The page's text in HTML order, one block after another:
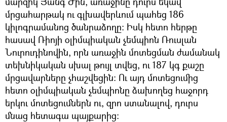
մրցահարթակ ու գլխավերևում պահեց 186
կիլոգրամանոց ծանրաձողը: Իսկ հետո հերթը
հասավ Ռիոյի օլիմպիական չեմպիոն Ռուսլան
Նուրուդինովին, որն առաջին մոտեցման ժամանակ
տեխնիկական սխալ թույլ տվեց, ու 187 կգ քաշը
մրցավարները չհաշվեցին: Ու այդ մոտեցումից
հետո օլիմպիական չեմպիոնը ձախողեց հաջորդ
երկու մոտեցումներն ու, զրո ստանալով, դուրս
մնաց հետագա պայքարից: